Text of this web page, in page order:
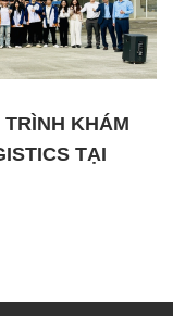
KHÁM
TẠI